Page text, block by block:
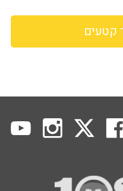
קטעים